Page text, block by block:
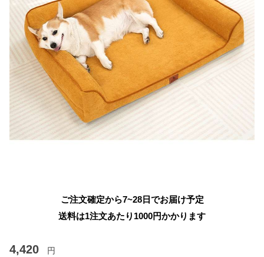
ご注文確定から7~28日でお届け予定
送料は1注文あたり 1000円かかります
4,420 円